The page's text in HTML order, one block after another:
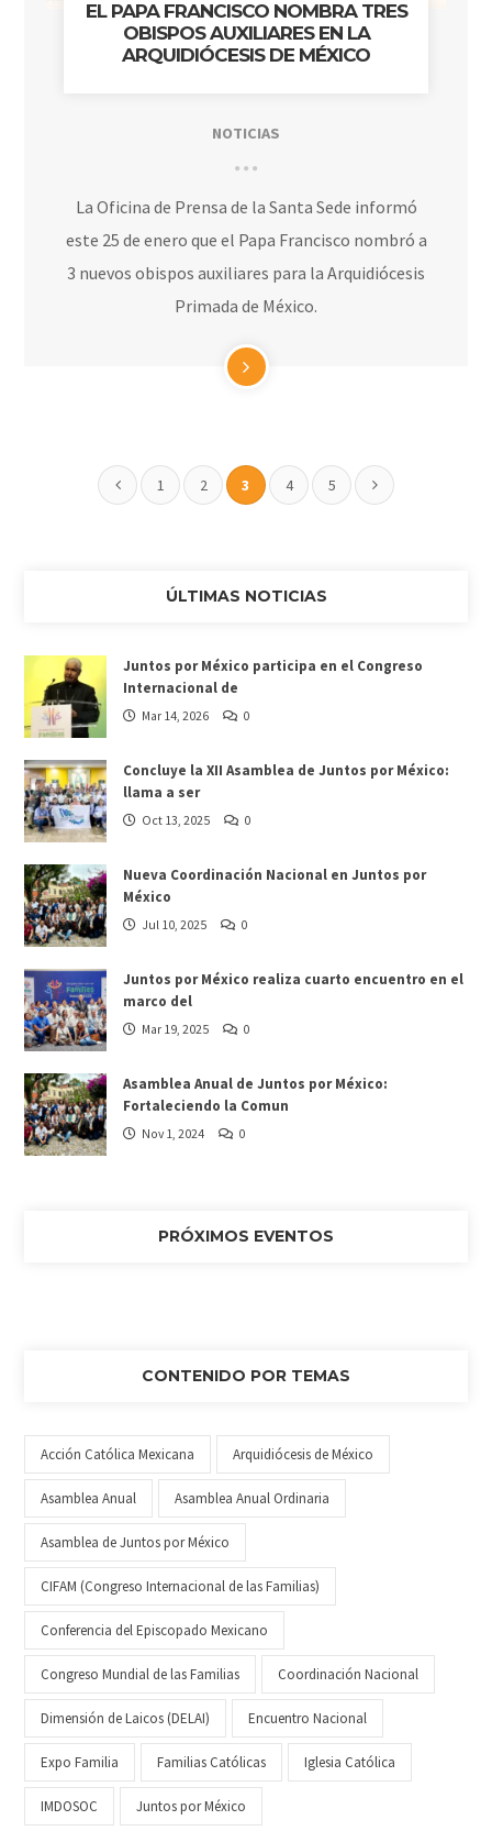
EL PAPA FRANCISCO NOMBRA TRES
OBISPOS AUXILIARES EN LA
ARQUIDIÓCESIS DE MÉXICO
NOTICIAS
La Oficina de Prensa de la Santa Sede informó
este 25 de enero que el Papa Francisco nombró a
3 nuevos obispos auxiliares para la Arquidiócesis
Primada de México.
1 2 3 4 5
ÚLTIMAS NOTICIAS
Juntos por México participa en el Congreso
Internacional de
Mar 14, 2026 0
Concluye la XII Asamblea de Juntos por México:
llama a ser
Oct 13, 2025 0
Nueva Coordinación Nacional en Juntos por
México
Jul 10, 2025 0
Juntos por México realiza cuarto encuentro en el
marco del
Mar 19, 2025 0
Asamblea Anual de Juntos por México:
Fortaleciendo la Comun
Nov 1, 2024 0
PRÓXIMOS EVENTOS
CONTENIDO POR TEMAS
Acción Católica Mexicana Arquidiócesis de México
Asamblea Anual Asamblea Anual Ordinaria
Asamblea de Juntos por México
CIFAM (Congreso Internacional de las Familias)
Conferencia del Episcopado Mexicano
Congreso Mundial de las Familias Coordinación Nacional
Dimensión de Laicos (DELAI) Encuentro Nacional
Expo Familia Familias Católicas Iglesia Católica
IMDOSOC Juntos por México